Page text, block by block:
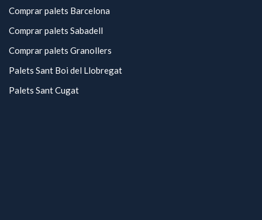
Comprar palets Barcelona
Comprar palets Sabadell
Comprar palets Granollers
Palets Sant Boi del Llobregat
Palets Sant Cugat